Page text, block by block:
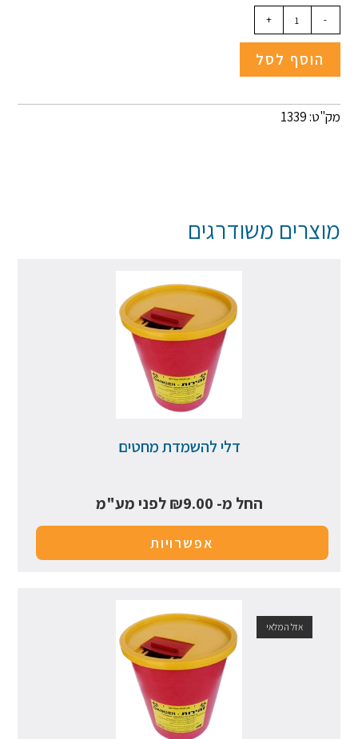
-
+
הוסף לסל
מק"ט: 1339
מוצרים משודרגים
דלי להשמדת מחטים
החל מ- ₪9.00 לפני מע"מ
אפשרויות
אזל המלאי